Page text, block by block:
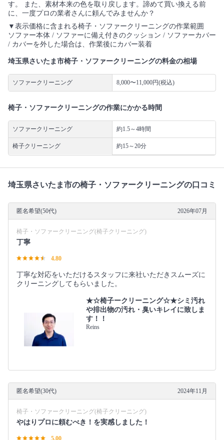
す。 また、素材本来の色を取り戻します。諦めて買い換える前
に、一度プロの業者さんに頼んでみませんか？
▼表示価格に含まれる椅子・ソファークリーニングの作業範囲
ソファー本体 / ソファーに備え付きのクッション / ソファーカバー
/ カバーを外した場合は、作業後にカバー装着
埼玉県さいたま市椅子・ソファークリーニングの料金の相場
ソファークリーニング 8,000〜11,000円(税込)
椅子・ソファークリーニングの作業にかかる時間
ソファークリーニング 約1.5～4時間
椅子クリーニング 約15～20分
埼玉県さいたま市の椅子・ソファークリーニングの口コミ
匿名希望(50代) 2026年07月
椅子・ソファークリーニング(椅子クリーニング)
丁寧
4.80
丁寧な対応をいただけるスタッフに来社いただきスムーズに
クリーニングしてもらいました。
★☆椅子ークリーニング☆★シミ汚れ
や排出物の汚れ・臭いキレイに致しま
す！！
Reins
匿名希望(30代) 2024年11月
椅子・ソファークリーニング(椅子クリーニング)
やはりプロに頼むべき！を実感しました！